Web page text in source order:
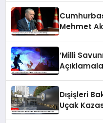
Mehmet
‘Milli
Dışişleri
Uçak